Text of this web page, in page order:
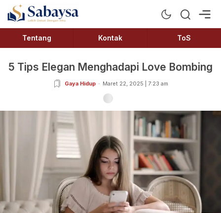
Sabaysa
Lebih Dekat Dengan Ilmu
Tentang Kontak ToS
5 Tips Elegan Menghadapi Love Bombing
Gaya Hidup Maret 22, 2025 | 7:23 am